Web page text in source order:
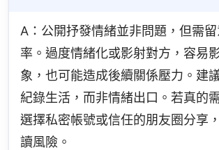
A：公開抒發情緒並非問題，但需
率。過度情緒化或影射對方，容易
象，也可能造成後續關係壓力。建
紀錄生活，而非情緒出口。若真的
選擇私密帳號或信任的朋友圈分享
讀風險。